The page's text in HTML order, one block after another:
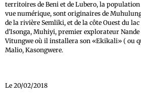
territoires de Beni et de Lubero, la
vue numérique, sont originaires de
de la rivière Semliki, et de la côte Ouest du
d’Isonga, Muhiyi, premier explorateur
Vitungwe où il installera son «Ekikali» ( ou
Malio, Kasongwere.
Le 20/02/2018